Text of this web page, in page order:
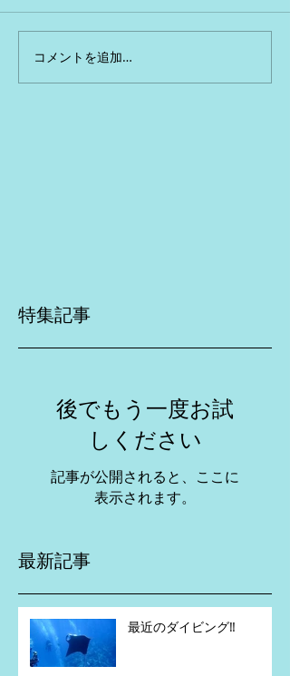
コメントを追加…
特集記事
後でもう一度お試
しください
記事が公開されると、ここに
表示されます。
最新記事
最近のダイビング‼️